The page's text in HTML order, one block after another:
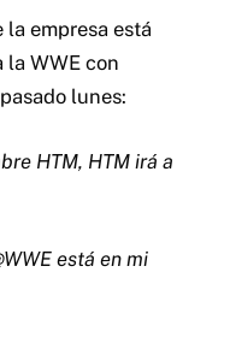
empresa está
WWE con
lunes:
HTM, HTM irá a
está en mi